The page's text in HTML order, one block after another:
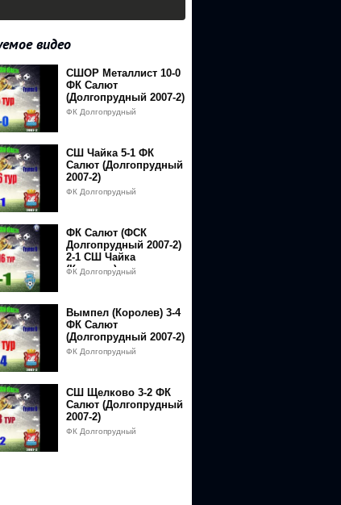
видео
СШОР Металлист 10-0
ФК Салют
(Долгопрудный 2007-2)
ФК Долгопрудный
СШ Чайка 5-1 ФК
Салют (Долгопрудный
2007-2)
ФК Долгопрудный
ФК Салют (ФСК
Долгопрудный 2007-2)
2-1 СШ Чайка
(Королев)
ФК Долгопрудный
Вымпел (Королев) 3-4
ФК Салют
(Долгопрудный 2007-2)
ФК Долгопрудный
СШ Щелково 3-2 ФК
Салют (Долгопрудный
2007-2)
ФК Долгопрудный